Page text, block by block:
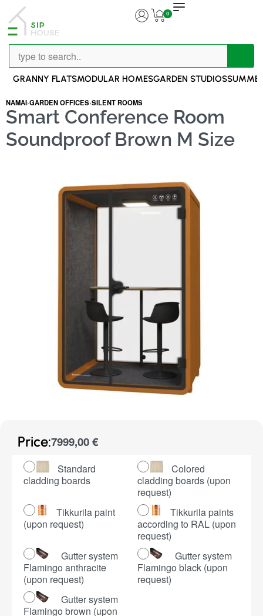
0
GRANNY FLATSMODULAR HOMESGARDEN STUDIOS
NAMAI›GARDEN OFFICES›SILENT ROOMS
Smart Conference Room
Soundproof Brown M Size
Price:7999,00€
Standard
cladding boards
Colored
cladding boards (upon
request)
Tikkurila paint
(upon request)
Tikkurila paints
according to RAL (upon
request)
Gutter system
Flamingo anthracite
(upon request)
Gutter system
Flamingo black (upon
request)
Gutter system
Flamingo brown (upon